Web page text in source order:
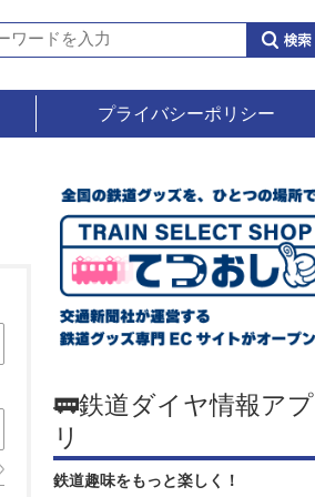
プライバシーポリシー
🚃鉄道ダイヤ情報アプ
リ
鉄道趣味をもっと楽しく！